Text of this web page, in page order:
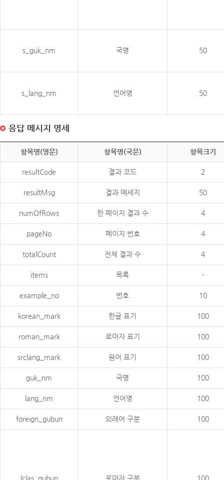
s_guk_nm 국명 50
s_lang_nm 언어명 50
응답 메시지 명세
항목명(영문) 항목명(국문) 항목크기
resultCode 결과 코드 2
resultMsg 결과 메세지 50
numOfRows 한 페이지 결과 수 4
pageNo 페이지 번호 4
totalCount 전체 결과 수 4
items 목록 -
example_no 번호 10
korean_mark 한글 표기 100
roman_mark 로마자 표기 100
srclang_mark 원어 표기 100
guk_nm 국명 100
lang_nm 언어명 100
foreign_gubun 외래어 구분 100
lclas_gubun 로마자 구분 100